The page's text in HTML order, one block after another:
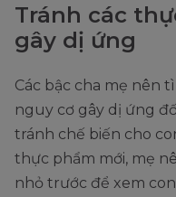
Tránh các
gây dị ứng
Các bậc cha mẹ nên
nguy cơ gây dị ứng
tránh chế biến cho
thực phẩm mới, mẹ
nhỏ trước để xem